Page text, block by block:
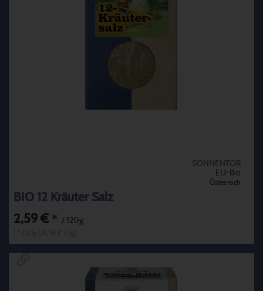
SONNENTOR
EU-Bio
Österreich
BIO 12 Kräuter Salz
2,59 € * / 120g